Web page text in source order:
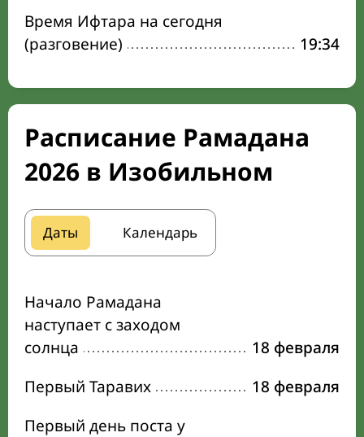
Время Ифтара на сегодня
(разговение)
19:34
Расписание Рамадана
2026 в Изобильном
Даты Календарь
Начало Рамадана
наступает с заходом
солнца
18 февраля
Первый Таравих
18 февраля
Первый день поста у